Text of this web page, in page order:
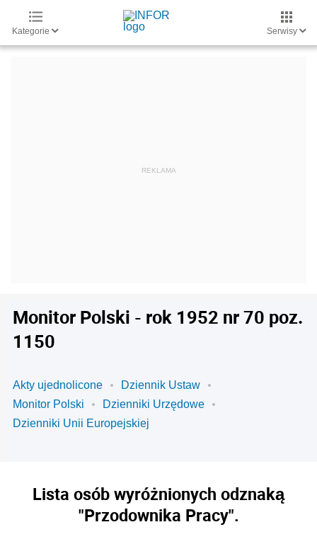
Kategorie Serwisy
Monitor Polski - rok 1952 nr 70 poz.
1150
Akty ujednolicone
Dziennik Ustaw
Monitor Polski
Dzienniki Urzędowe
Dzienniki Unii Europejskiej
Lista osób wyróżnionych odznaką
"Przodownika Pracy".